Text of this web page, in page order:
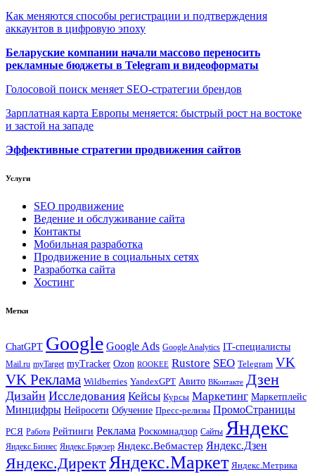
Как меняются способы регистрации и подтверждения
аккаунтов в цифровую эпоху
Беларуские компании начали массово переносить
рекламные бюджеты в Telegram и видеоформаты
Голосовой поиск меняет SEO-стратегии брендов
Зарплатная карта Европы меняется: быстрый рост на востоке
и застой на западе
Эффективные стратегии продвижения сайтов
Услуги
SEO продвижение
Ведение и обслуживание сайта
Контакты
Мобильная разработка
Продвижение в социальных сетях
Разработка сайта
Хостинг
Метки
ChatGPT Google Google Ads Google Analytics IT-специалисты
Mail.ru myTarget myTracker Ozon ROOKEE Rustore SEO Telegram VK
VK Реклама Wildberries YandexGPT Авито ВКонтакте Дзен
Дизайн Исследования Кейсы Курсы Маркетинг Маркетплейс
Минцифры Нейросети Обучение Пресс-релизы ПромоСтраницы
РСЯ Работа Рейтинги Реклама Роскомнадзор Сайты Яндекс
Яндекс.Бизнес Яндекс.Браузер Яндекс.Вебмастер Яндекс.Дзен
Яндекс.ДиректЯндекс.Маркет Яндекс.Метрика